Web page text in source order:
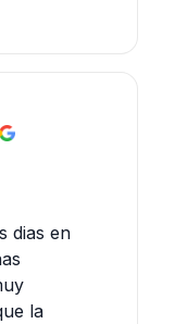
dias en
la